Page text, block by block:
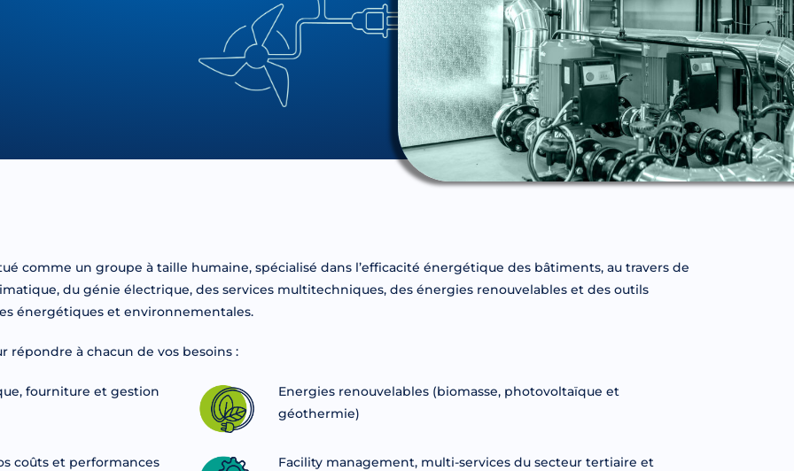
comme un groupe à taille humaine, spécialisé dans l’efficacité énergétique des bâtiments, au travers de
du génie électrique, des services multitechniques, des énergies renouvelables et des outils
énergétiques et environnementales.
répondre à chacun de vos besoins :
fourniture et gestion
coûts et performances
Energies renouvelables (biomasse, photovoltaïque et
géothermie)
Facility management, multi-services du secteur tertiaire et